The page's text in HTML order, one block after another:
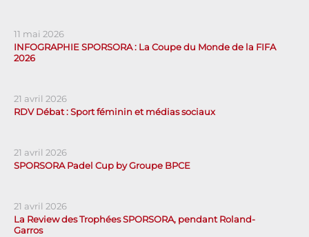
11 mai 2026
INFOGRAPHIE SPORSORA : La Coupe du Monde de la FIFA
2026
21 avril 2026
RDV Débat : Sport féminin et médias sociaux
21 avril 2026
SPORSORA Padel Cup by Groupe BPCE
21 avril 2026
La Review des Trophées SPORSORA, pendant Roland-
Garros